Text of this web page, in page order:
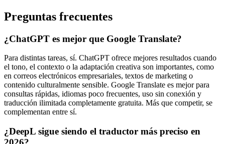
Preguntas frecuentes
¿ChatGPT es mejor que Google Translate?
Para distintas tareas, sí. ChatGPT ofrece mejores resultados cuando
el tono, el contexto o la adaptación creativa son importantes, como
en correos electrónicos empresariales, textos de marketing o
contenido culturalmente sensible. Google Translate es mejor para
consultas rápidas, idiomas poco frecuentes, uso sin conexión y
traducción ilimitada completamente gratuita. Más que competir, se
complementan entre sí.
¿DeepL sigue siendo el traductor más preciso en